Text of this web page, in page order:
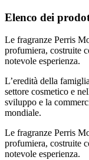
Elenco dei
Le fragranze Perris
profumiera, costruite
notevole esperienza.
L’eredità della
settore cosmetico e
sviluppo e la
mondiale.
Le fragranze Perris
profumiera, costruite
notevole esperienza.